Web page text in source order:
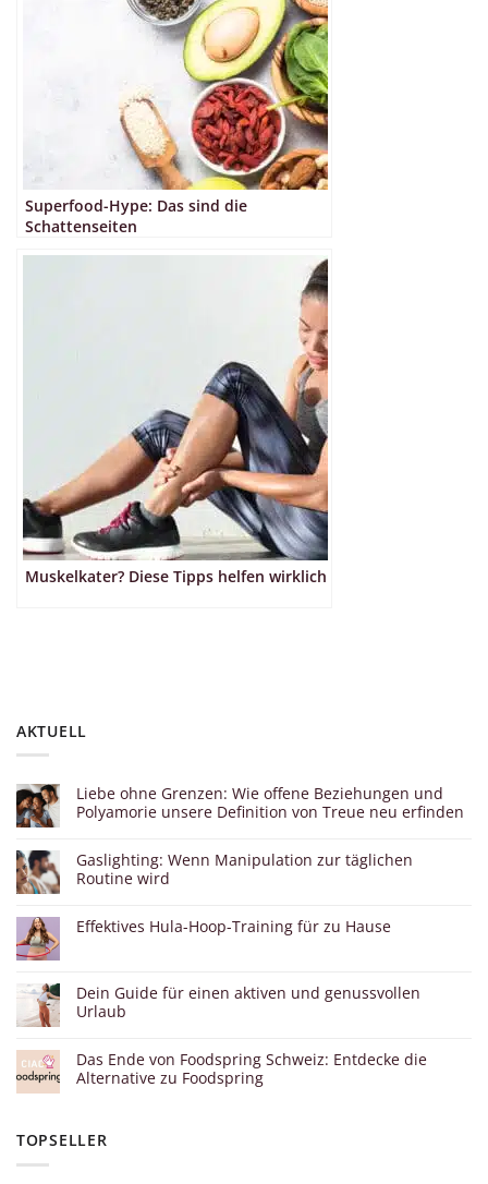
Superfood-Hype: Das sind die
Schattenseiten
Muskelkater? Diese Tipps helfen wirklich
AKTUELL
Liebe ohne Grenzen: Wie offene Beziehungen und
Polyamorie unsere Definition von Treue neu erfinden
Gaslighting: Wenn Manipulation zur täglichen
Routine wird
Effektives Hula-Hoop-Training für zu Hause
Dein Guide für einen aktiven und genussvollen
Urlaub
Das Ende von Foodspring Schweiz: Entdecke die
Alternative zu Foodspring
TOPSELLER